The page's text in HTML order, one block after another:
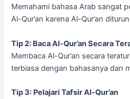
Memahami bahasa Arab sangat
Al-Qur’an karena Al-Qur’an
Tip 2: Baca Al-Qur’an Secara
Membaca Al-Qur’an secara
terbiasa dengan bahasanya dan
Tip 3: Pelajari Tafsir Al-Qur’an